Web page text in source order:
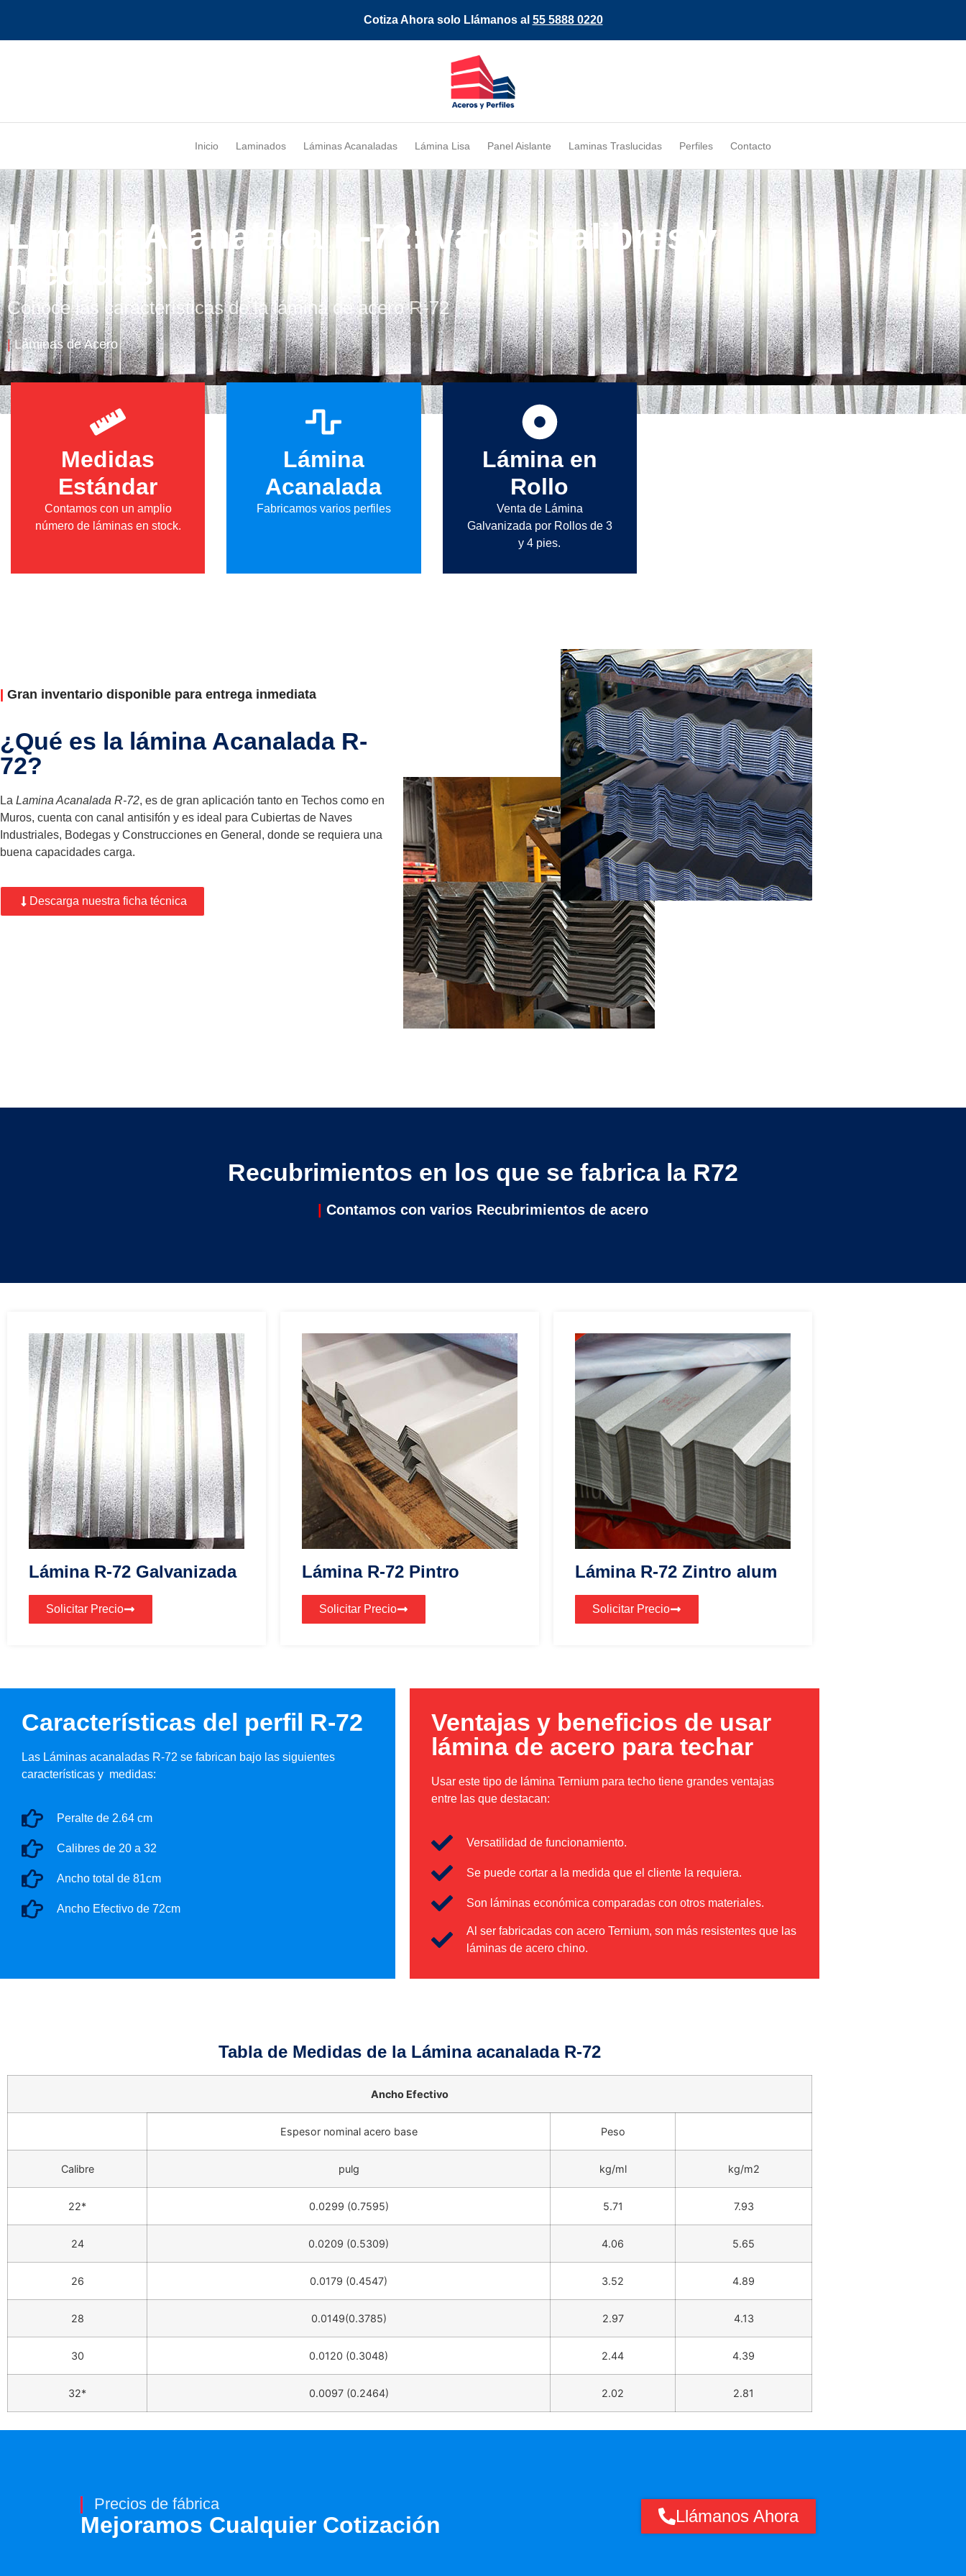
Cotiza Ahora solo Llámanos al 55 5888 0220​
Inicio Laminados Láminas Acanaladas Lámina Lisa Panel Aislante Laminas Traslucidas Perfiles Contacto
Lámina Acanalada R-72: varios calibres y
medidas
Conoce las características de la lámina de acero R-72
|Láminas de Acero
Medidas
Estándar
Contamos con un amplio
número de láminas en stock.
Lámina
Acanalada
Fabricamos varios perfiles
Lámina en
Rollo
Venta de Lámina
Galvanizada por Rollos de 3
y 4 pies.
Gran inventario disponible para entrega inmediata
¿Qué es la lámina Acanalada R-
72?
La Lamina Acanalada R-72, es de gran aplicación tanto en Techos como en
Muros, cuenta con canal antisifón y es ideal para Cubiertas de Naves
Industriales, Bodegas y Construcciones en General, donde se requiera una
buena capacidades carga.
Descarga nuestra ficha técnica
Recubrimientos en los que se fabrica la R72
Contamos con varios Recubrimientos de acero
Lámina R-72 Galvanizada
Solicitar Precio
Lámina R-72 Pintro
Solicitar Precio
Lámina R-72 Zintro alum
Solicitar Precio
Características del perfil R-72
Las Láminas acanaladas R-72 se fabrican bajo las siguientes
características y medidas:
Peralte de 2.64 cm
Calibres de 20 a 32
Ancho total de 81cm
Ancho Efectivo de 72cm
Ventajas y beneficios de usar
lámina de acero para techar
Usar este tipo de lámina Ternium para techo tiene grandes ventajas
entre las que destacan:
Versatilidad de funcionamiento.
Se puede cortar a la medida que el cliente la requiera.
Son láminas económica comparadas con otros materiales.
Al ser fabricadas con acero Ternium, son más resistentes que las
láminas de acero chino.
Tabla de Medidas de la Lámina acanalada R-72
Ancho Efectivo
Espesor nominal acero base Peso
Calibre pulg kg/ml kg/m2
22* 0.0299 (0.7595) 5.71 7.93
24 0.0209 (0.5309) 4.06 5.65
26 0.0179 (0.4547) 3.52 4.89
28 0.0149(0.3785) 2.97 4.13
30 0.0120 (0.3048) 2.44 4.39
32* 0.0097 (0.2464) 2.02 2.81
Precios de fábrica
Mejoramos Cualquier Cotización Llámanos Ahora